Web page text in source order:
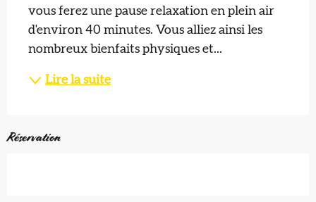
vous ferez une pause relaxation en plein air
d'environ 40 minutes. Vous alliez ainsi les
nombreux bienfaits physiques et...
Lire la suite
Réservation